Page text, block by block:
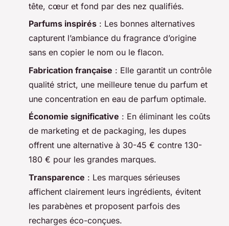
tête, cœur et fond par des nez qualifiés.
Parfums inspirés : Les bonnes alternatives
capturent l’ambiance du fragrance d’origine
sans en copier le nom ou le flacon.
Fabrication française : Elle garantit un contrôle
qualité strict, une meilleure tenue du parfum et
une concentration en eau de parfum optimale.
Économie significative : En éliminant les coûts
de marketing et de packaging, les dupes
offrent une alternative à 30-45 € contre 130-
180 € pour les grandes marques.
Transparence : Les marques sérieuses
affichent clairement leurs ingrédients, évitent
les parabènes et proposent parfois des
recharges éco-conçues.